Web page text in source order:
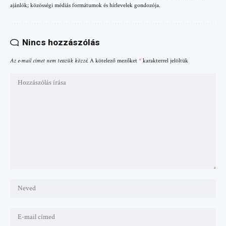
ajánlók; közösségi médiás formátumok és hírlevelek gondozója.
Nincs hozzászólás
Az e-mail címet nem tesszük közzé. A kötelező mezőket * karakterrel jelöltük